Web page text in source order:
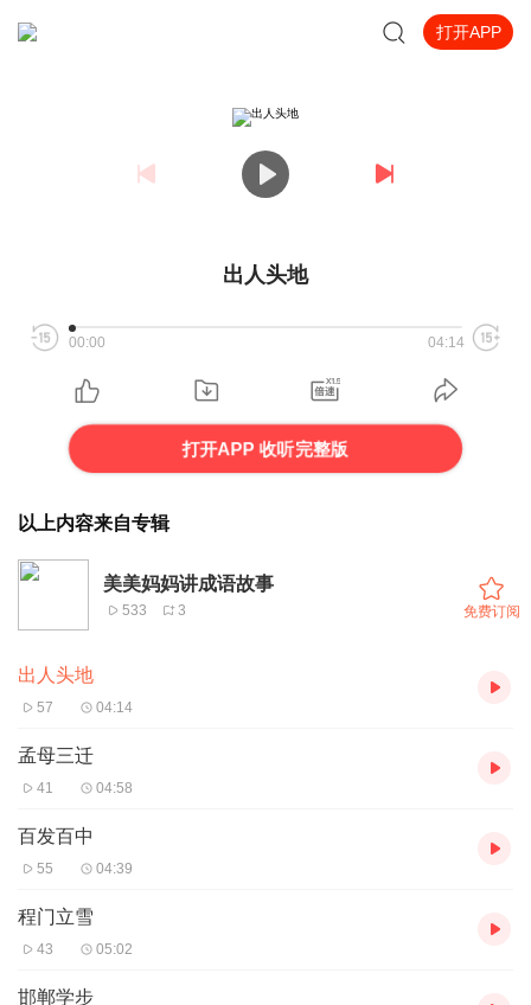
打开APP
出人头地
00:00 04:14
打开APP 收听完整版
以上内容来自专辑
美美妈妈讲成语故事
533 3 免费订阅
出人头地
57 04:14
孟母三迁
41 04:58
百发百中
55 04:39
程门立雪
43 05:02
邯郸学步